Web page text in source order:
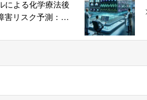
による化学療法後
害リスク予測：基